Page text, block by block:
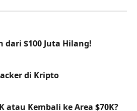
dari $100 Juta Hilang!
di Kripto
atau Kembali ke Area $70K?